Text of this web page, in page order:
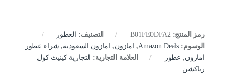
رمز المنتج:B01FE0DFA2 التصنيف: العطور
الوسوم: Amazon Deals
, امازون, امازون السعودية, شراء عطور
امازون, عطور العلامة التجارية: التجارية كينيث كول
رياكشن